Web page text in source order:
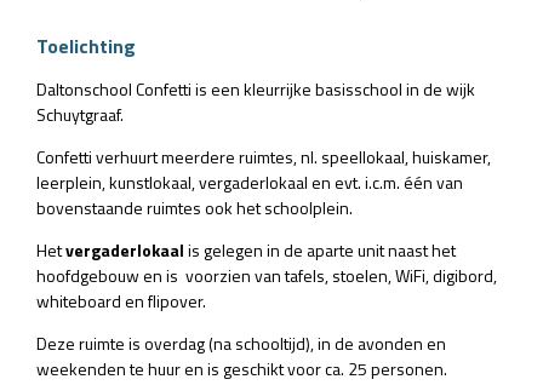
Toelichting
Daltonschool Confetti is een kleurrijke basisschool in de wijk
Schuytgraaf.
Confetti verhuurt meerdere ruimtes, nl. speellokaal, huiskamer,
leerplein, kunstlokaal, vergaderlokaal en evt. i.c.m. één van
bovenstaande ruimtes ook het schoolplein.
Hetvergaderlokaalis gelegen in de aparte unit naast het
hoofdgebouw en is voorzien van tafels, stoelen, WiFi, digibord,
whiteboard en flipover.
Deze ruimte is overdag (na schooltijd), in de avonden en
weekenden te huur en is geschikt voor ca. 25 personen.